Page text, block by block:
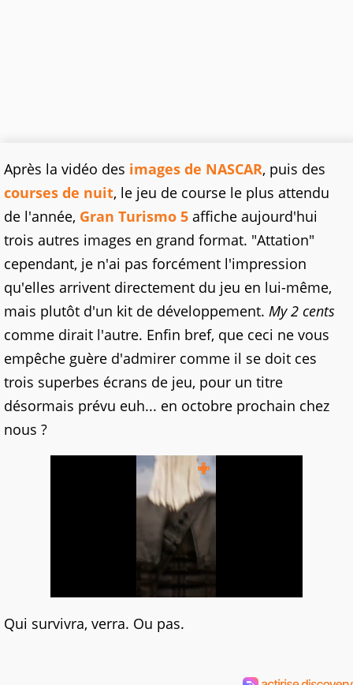
Après la vidéo des images de NASCAR, puis des
courses de nuit, le jeu de course le plus attendu
de l'année, Gran Turismo 5 affiche aujourd'hui
trois autres images en grand format. "Attation"
cependant, je n'ai pas forcément l'impression
qu'elles arrivent directement du jeu en lui-même,
mais plutôt d'un kit de développement. My 2 cents
comme dirait l'autre. Enfin bref, que ceci ne vous
empêche guère d'admirer comme il se doit ces
trois superbes écrans de jeu, pour un titre
désormais prévu euh... en octobre prochain chez
nous ?
Qui survivra, verra. Ou pas.